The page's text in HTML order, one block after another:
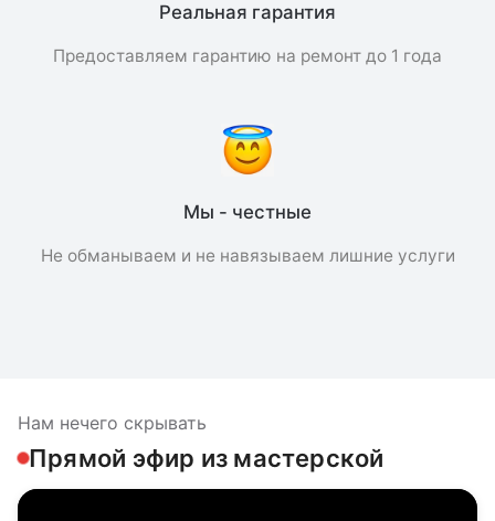
Реальная гарантия
Предоставляем гарантию на ремонт до 1 года
Мы - честные
Не обманываем и не навязываем лишние услуги
Нам нечего скрывать
Прямой эфир из мастерской